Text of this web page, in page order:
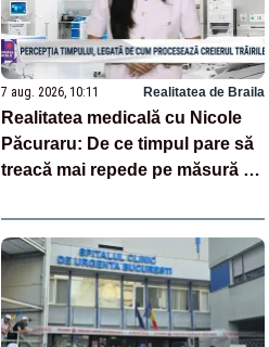
7 aug. 2026, 10:11 Realitatea de Braila
Realitatea medicală cu Nicole
Păcuraru: De ce timpul pare să
treacă mai repede pe măsură ce